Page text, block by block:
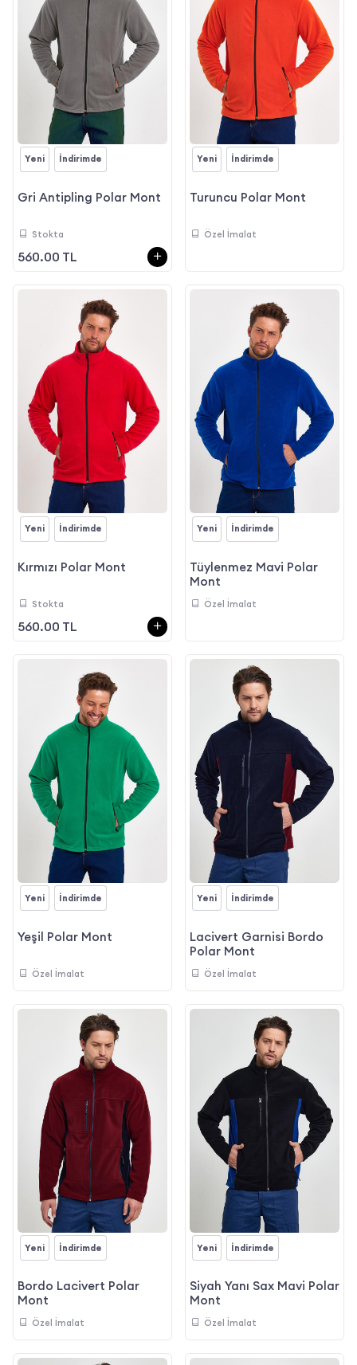
Yeni İndirimde
Gri Antipling Polar Mont
Stokta
560.00 TL
Yeni İndirimde
Turuncu Polar Mont
Özel İmalat
Yeni İndirimde
Kırmızı Polar Mont
Stokta
560.00 TL
Yeni İndirimde
Tüylenmez Mavi Polar
Mont
Özel İmalat
Yeni İndirimde
Yeşil Polar Mont
Özel İmalat
Yeni İndirimde
Lacivert Garnisi Bordo
Polar Mont
Özel İmalat
Yeni İndirimde
Bordo Lacivert Polar
Mont
Özel İmalat
Yeni İndirimde
Siyah Yanı Sax Mavi Polar
Mont
Özel İmalat